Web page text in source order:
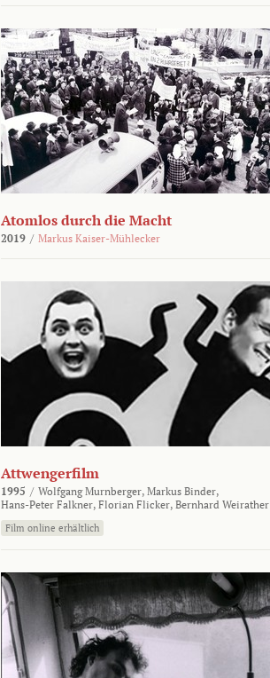
Atomlos durch die Macht
2019 / Markus Kaiser-Mühlecker
Attwengerfilm
1995 / Wolfgang Murnberger, Markus Binder,
Hans-Peter Falkner, Florian Flicker, Bernhard Weirather
Film online erhältlich